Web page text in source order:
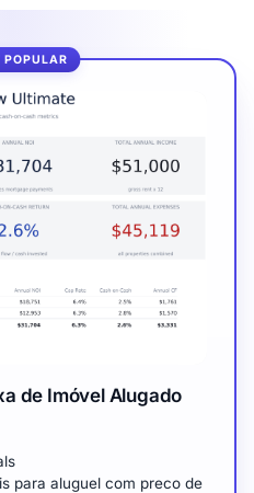
POPULAR
de Imóvel Alugado
para aluguel com preco de